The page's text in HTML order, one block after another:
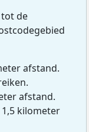
de
afstand.
afstand.
kilometer